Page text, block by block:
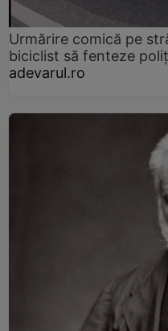
Urmărire comică pe
biciclist să fenteze
adevarul.ro